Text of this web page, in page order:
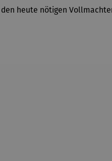
heute nötigen